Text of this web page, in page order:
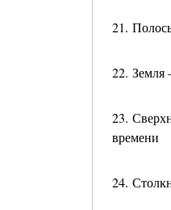
21.
22. Земля
23.
времени
24.